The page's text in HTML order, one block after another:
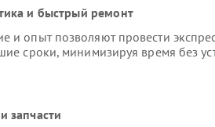
и быстрый ремонт
и опыт позволяют провести
сроки, минимизируя время без
запчасти